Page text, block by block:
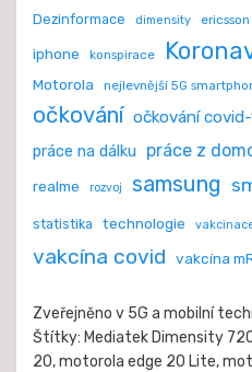
Dezinformace dimensity ericsson
iphone konspirace
Motorola nejlevnější 5G
očkování očkování covid-
práce na dálku práce z
realme rozvoj samsung
statistika technologie
vakcína covid vakcína
Zveřejněno v 5G a mobilní
Štítky: Mediatek Dimensity
20,motorola edge 20 Lite,